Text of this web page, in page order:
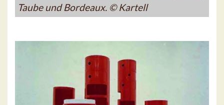
Taube und Bordeaux. © Kartell